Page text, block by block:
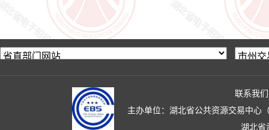
联系我们
主办单位：湖北省公共资源交易中心
湖北省